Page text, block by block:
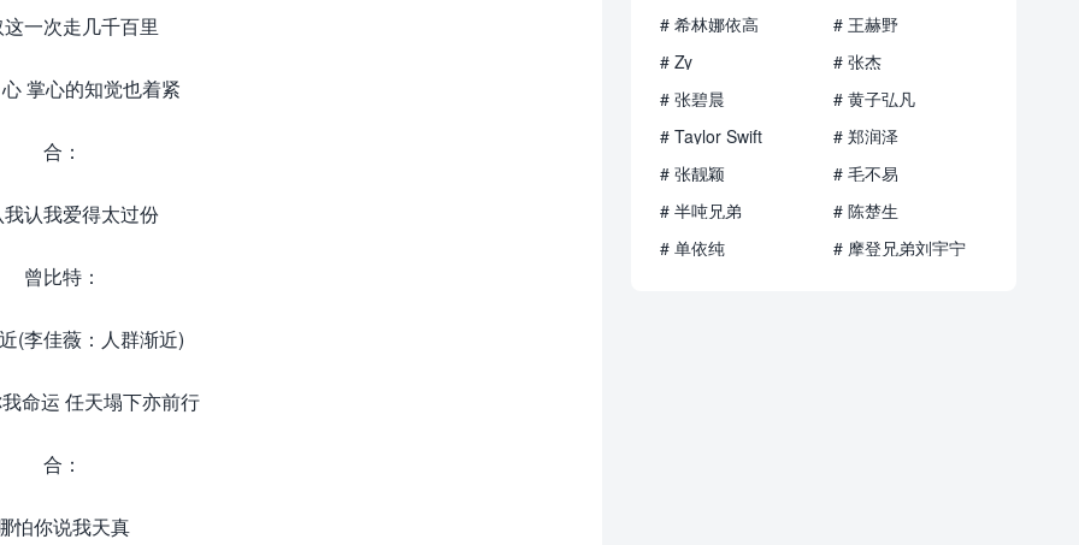
一次走几千百里
掌心的知觉也着紧
合：
认我爱得太过份
曾比特：
(李佳薇：人群渐近)
命运 任天塌下亦前行
合：
怕你说我天真
# 希林娜依高
# 王赫野
# Zy
# 张杰
# 张碧晨
# 黄子弘凡
# Taylor Swift
# 郑润泽
# 张靓颖
# 毛不易
# 半吨兄弟
# 陈楚生
# 单依纯
# 摩登兄弟刘宇宁